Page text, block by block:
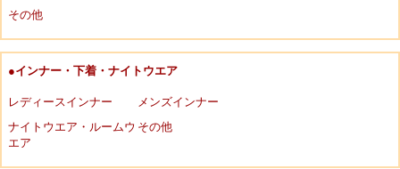
その他
●インナー・下着・ナイトウエア
レディースインナー
メンズインナー
ナイトウエア・ルームウ
エア
その他